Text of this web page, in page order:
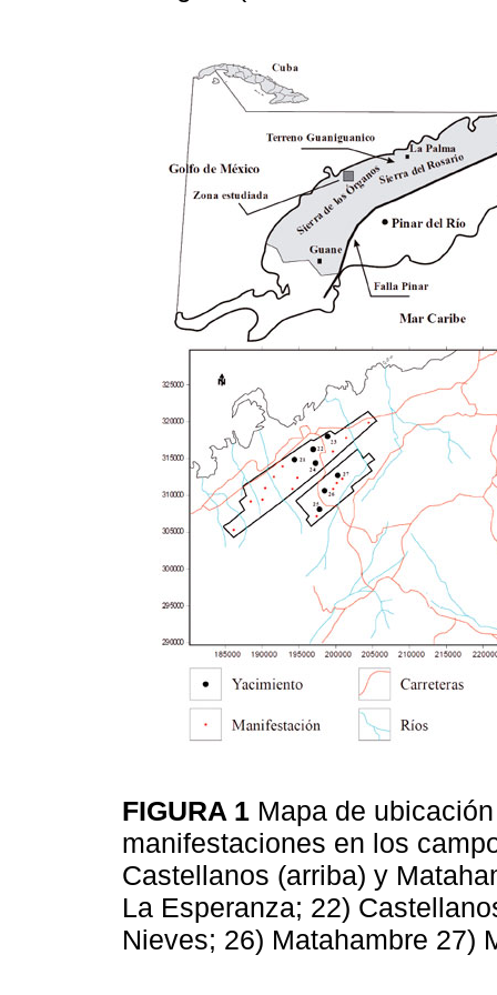
FIGURA 1 Mapa de
manifestaciones en los
Castellanos (arriba) y
La Esperanza; 22)
Nieves; 26) Matahambre 27)